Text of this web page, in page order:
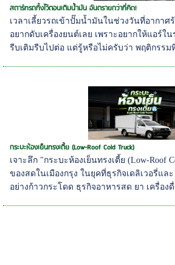
สตาร์ทรถทิ้งไว้ตอนเติมน้ำมัน อันตรายกว่าที่คิด!
เวลาเลี้ยวรถเข้าปั๊มน้ำมันในช่วงวันที่อากาศ
อยากดับเครื่องยนต์เลย เพราะอยากให้แอร์ใ
รีบเติมรีบไปต่อ แต่รู้หรือไม่ครับว่า พฤติกรรม
กระบะห้องเย็นทรงเตี้ย (Low-Roof Cold Truck)
เจาะลึก "กระบะห้องเย็นทรงเตี้ย (Low-Roof
ของสดในเมืองกรุง ในยุคที่ธุรกิจเดลิเวอรี่และ
อย่างก้าวกระโดด ธุรกิจอาหารสด ยา เครื่อง